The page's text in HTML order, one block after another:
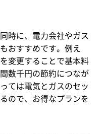
時に、電力会社やガス
おすすめです。例え
変更することで基本料
数千円の節約につなが
ては電気とガスのセッ
ので、お得なプランを